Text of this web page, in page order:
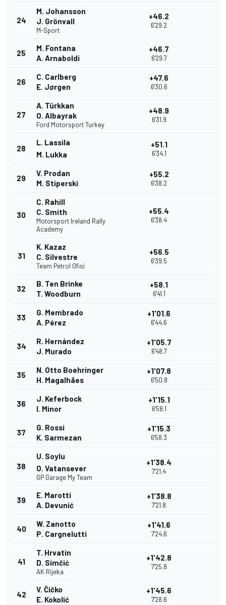
24
M. Johansson
J. Grönvall
M-Sport
+46.2
6'29.2
25
M. Fontana
A. Arnaboldi
+46.7
6'29.7
26
C. Carlberg
E. Jørgen
+47.6
6'30.6
27
A. Türkkan
O. Albayrak
Ford Motorsport Turkey
+48.9
6'31.9
28
L. Lassila
M. Lukka
+51.1
6'34.1
29
V. Prodan
M. Stiperski
+55.2
6'38.2
30
C. Rahill
C. Smith
Motorsport Ireland Rally
Academy
+55.4
6'38.4
31
K. Kazaz
C. Silvestre
Team Petrol Ofisi
+56.5
6'39.5
32
B. Ten Brinke
T. Woodburn
+58.1
6'41.1
33
G. Membrado
A. Pérez
+1'01.6
6'44.6
34
R. Hernández
J. Murado
+1'05.7
6'48.7
35
N. Otto Boehringer
H. Magalhães
+1'07.8
6'50.8
36
J. Keferbock
I. Minor
+1'15.1
6'58.1
37
G. Rossi
K. Sarmezan
+1'15.3
6'58.3
38
U. Soylu
O. Vatansever
GP Garage My Team
+1'38.4
7'21.4
39
E. Marotti
A. Devunić
+1'38.8
7'21.8
40
W. Zanotto
P. Cargnelutti
+1'41.6
7'24.6
41
T. Hrvatin
D. Simčić
AK Rijeka
+1'42.8
7'25.8
42
V. Čičko
E. Kokolić
+1'45.6
7'28.6